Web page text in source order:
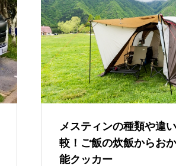
メスティンの種類や違
較！ご飯の炊飯からお
能クッカー